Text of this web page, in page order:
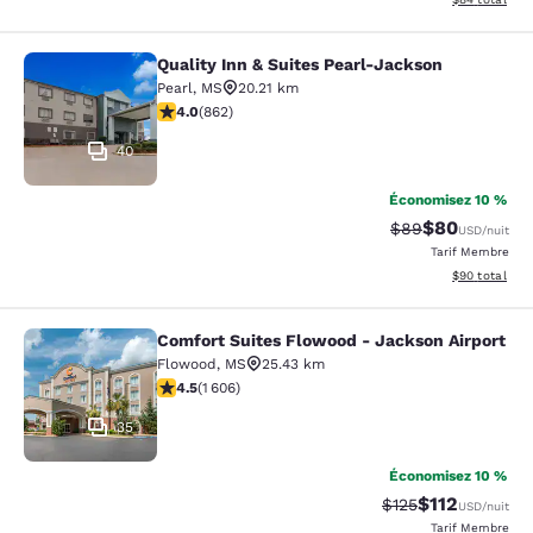
Quality Inn & Suites Pearl-Jackson
40
Quality Inn & Suites Pearl-Jackson
Pearl, MS
20.21 km
4.02 étoiles. Très Bien. 862 commentaires
4.0(862)
Économisez 10 %
Tarif barré :
$89Tarif réduit :
$80USD/nuit
Tarif Membre
Afficher les
$90 total
Comfort Suites Flowood - Jackson
35
Comfort Suites Flowood - Jackson Airport
Flowood, MS
25.43 km
4.49 étoiles. Excellent. 1606 commentaires
4.5(1 606)
Économisez 10 %
Tarif barré :
$125Tarif réduit :
$112USD/nuit
Tarif Membre